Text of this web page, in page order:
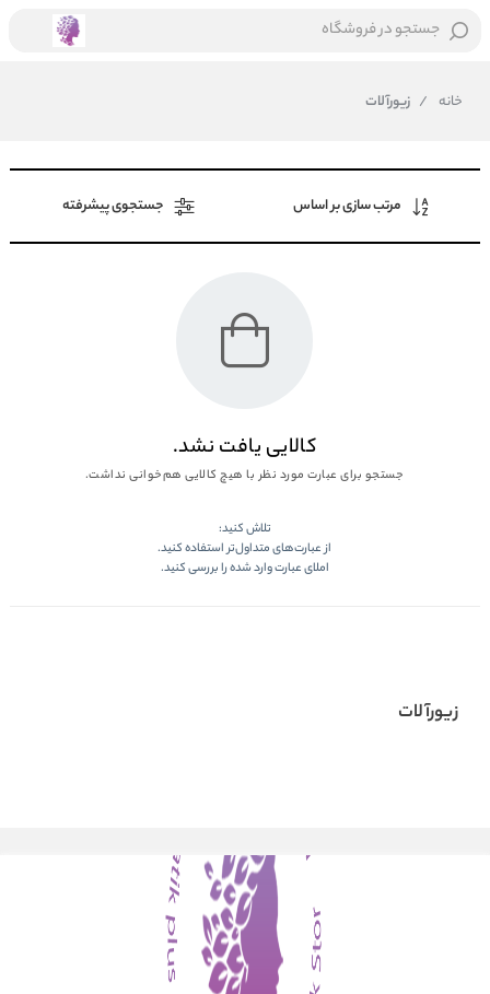
جستجو در فروشگاه
خانه / زیورآلات
مرتب سازی بر اساس جستجوی پیشرفته
کالایی یافت نشد.
جستجو برای عبارت مورد نظر با هیچ کالایی هم‌خوانی نداشت.
تلاش کنید:
از عبارت‌های متداول‌تر استفاده کنید.
املای عبارت وارد شده را بررسی کنید.
زیورآلات